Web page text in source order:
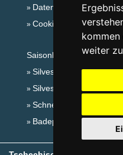
kommen
weiter
Datenschutz
Cookies
Saisonlinks:
Silvester Riesengebirge
Silvester im Gebirge
Schneehöhen
Badeplätze